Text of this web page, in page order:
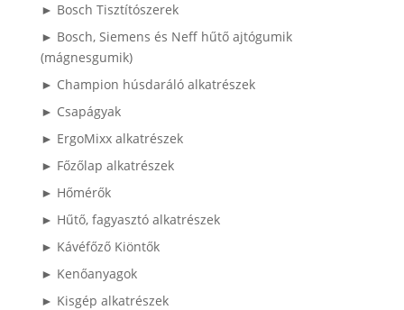
► Bosch Tisztítószerek
► Bosch, Siemens és Neff hűtő ajtógumik
(mágnesgumik)
► Champion húsdaráló alkatrészek
► Csapágyak
► ErgoMixx alkatrészek
► Főzőlap alkatrészek
► Hőmérők
► Hűtő, fagyasztó alkatrészek
► Kávéfőző Kiöntők
► Kenőanyagok
► Kisgép alkatrészek